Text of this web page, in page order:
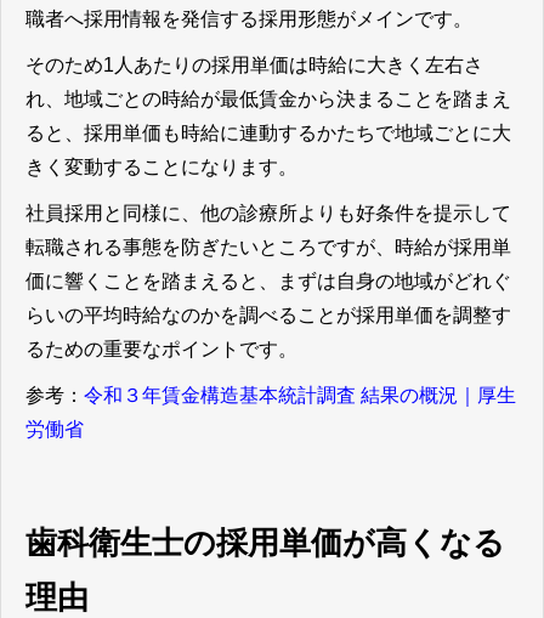
職者へ採用情報を発信する採用形態がメインです。
そのため1人あたりの採用単価は時給に大きく左右さ
れ、地域ごとの時給が最低賃金から決まることを踏まえ
ると、採用単価も時給に連動するかたちで地域ごとに大
きく変動することになります。
社員採用と同様に、他の診療所よりも好条件を提示して
転職される事態を防ぎたいところですが、時給が採用単
価に響くことを踏まえると、まずは自身の地域がどれぐ
らいの平均時給なのかを調べることが採用単価を調整す
るための重要なポイントです。
参考： 令和３年賃金構造基本統計調査 結果の概況｜厚生
労働省
歯科衛生士の採用単価が高くなる
理由